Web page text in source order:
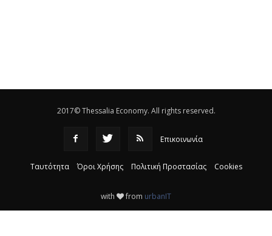
2017© Thessalia Economy. All rights reserved.
Επικοινωνία
Ταυτότητα Όροι Χρήσης Πολιτική Προστασίας Cookies
with from urbanIT